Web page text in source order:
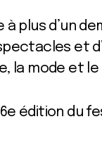
plus d’un
et
la mode et
édition du